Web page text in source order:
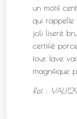
un motif
qui rappelle
joli liseré
certifié
four, lave
magnifique
Ref :